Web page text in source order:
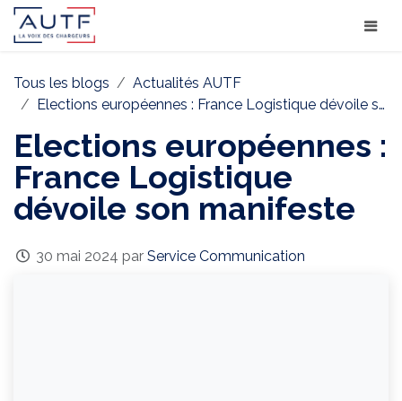
Tous les blogs
Actualités AUTF
Elections européennes : France Logistique dévoile son manifeste
Elections européennes :
France Logistique
dévoile son manifeste
30 mai 2024 par Service Communication